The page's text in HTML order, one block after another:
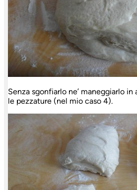
Senza sgonfiarlo ne’ maneggiarlo
le pezzature (nel mio caso 4).